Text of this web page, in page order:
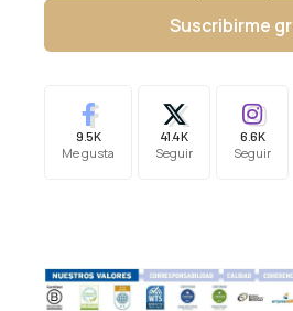
Suscribirme
9.5K
Me gusta
41.4K
Seguir
6.6K
Seguir